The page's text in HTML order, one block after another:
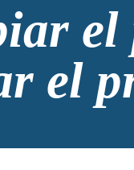
el
el